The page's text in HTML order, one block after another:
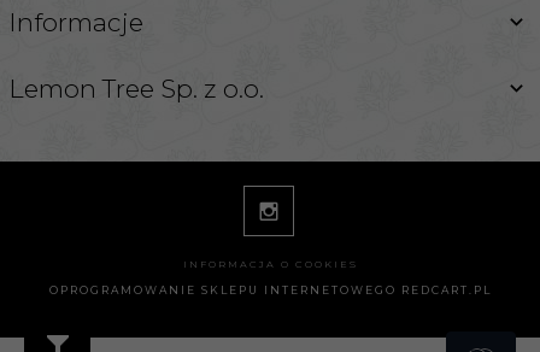
Informacje
Lemon Tree Sp. z o.o.
info@lemontreeglass.com
INFORMACJA O COOKIES
OPROGRAMOWANIE SKLEPU INTERNETOWEGO REDCART.PL